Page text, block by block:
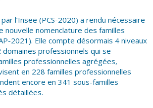
l’Insee (PCS-2020) a rendu nécessaire
nouvelle nomenclature des familles
2021). Elle compte désormais 4 niveaux
domaines professionnels qui se
professionnelles agrégées,
en 228 familles professionnelles
encore en 341 sous-familles
détaillées.